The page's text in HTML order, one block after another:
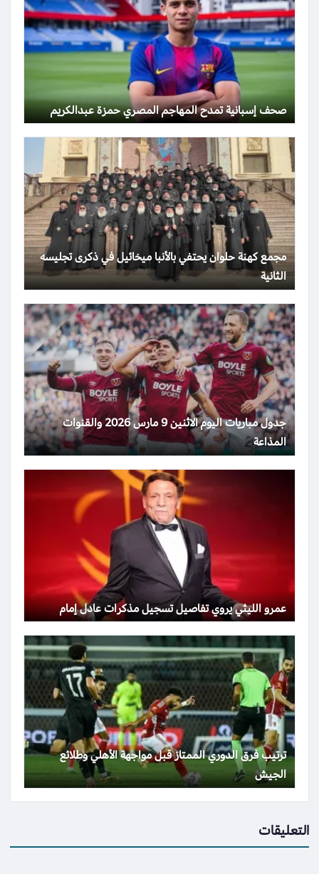
صحف إسبانية تمدح المهاجم المصري حمزة عبدالكريم
مجمع كهنة حلوان يحتفي بالأنبا ميخائيل في ذكرى تجليسه
الثانية
جدول مباريات اليوم الاثنين 9 مارس 2026 والقنوات
المذاعة
عمرو الليثي يروي تفاصيل تسجيل مذكرات عادل إمام
ترتيب فرق الدوري الممتاز قبل مواجهة الأهلي وطلائع
الجيش
التعليقات